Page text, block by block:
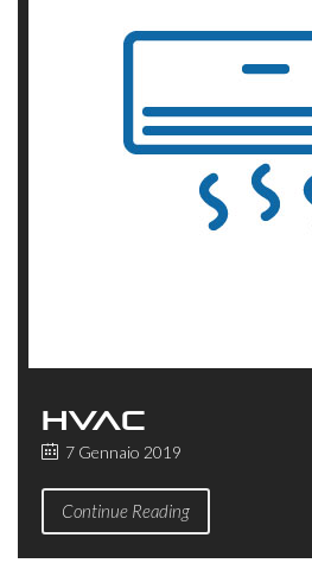
HVAC
7 Gennaio 2019
Continue Reading